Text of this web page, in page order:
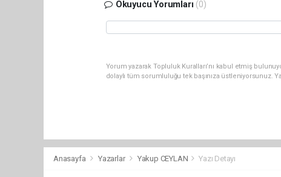
Okuyucu Yorumları (0)
Yorum yazarak Topluluk Kuralları’nı kabul etmiş
dolaylı tüm sorumluluğu tek başınıza
Anasayfa Yazarlar Yakup CEYLAN Yazı Detayı